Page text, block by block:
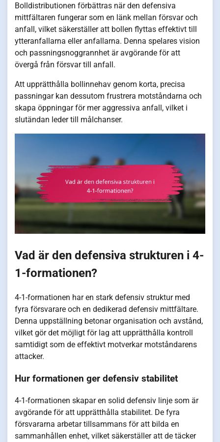
Bolldistributionen förbättras när den defensiva
mittfältaren fungerar som en länk mellan försvar och
anfall, vilket säkerställer att bollen flyttas effektivt till
ytteranfallarna eller anfallarna. Denna spelares vision
och passningsnoggrannhet är avgörande för att
övergå från försvar till anfall.
Att upprätthålla bollinnehav genom korta, precisa
passningar kan dessutom frustrera motståndarna och
skapa öppningar för mer aggressiva anfall, vilket i
slutändan leder till målchanser.
Vad är den defensiva strukturen i 4-
1-formationen?
4-1-formationen har en stark defensiv struktur med
fyra försvarare och en dedikerad defensiv mittfältare.
Denna uppställning betonar organisation och avstånd,
vilket gör det möjligt för lag att upprätthålla kontroll
samtidigt som de effektivt motverkar motståndarens
attacker.
Hur formationen ger defensiv stabilitet
4-1-formationen skapar en solid defensiv linje som är
avgörande för att upprätthålla stabilitet. De fyra
försvararna arbetar tillsammans för att bilda en
sammanhållen enhet, vilket säkerställer att de täcker